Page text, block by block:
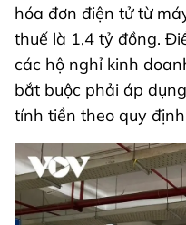
hóa đơn điện tử từ
thuế là 1,4 tỷ đồng.
các hộ nghỉ kinh
bắt buộc phải áp
tính tiền theo quy